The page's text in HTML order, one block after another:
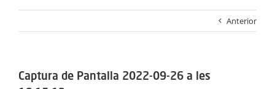
SECCIONS
Anterior
Captura de Pantalla 2022-09-26 a les